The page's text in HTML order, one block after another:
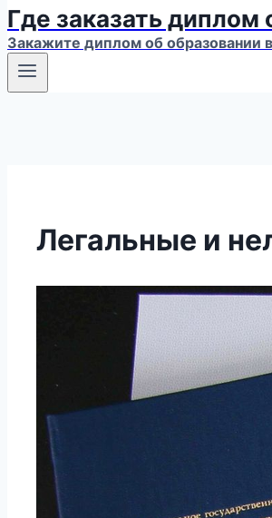
Где заказать диплом
Закажите диплом об образовании
Легальные и